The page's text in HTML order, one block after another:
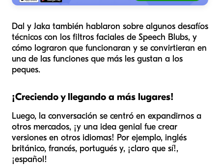
Dal y Jaka también hablaron sobre algunos desafíos
técnicos con los filtros faciales de Speech Blubs, y
cómo lograron que funcionaran y se convirtieran en
una de las funciones que más les gustan a los
peques.
¡Creciendo y llegando a más lugares!
Luego, la conversación se centró en expandirnos a
otros mercados, ¡y una idea genial fue crear
versiones en otros idiomas! Por ejemplo, inglés
británico, francés, portugués y, ¡claro que sí!,
¡español!